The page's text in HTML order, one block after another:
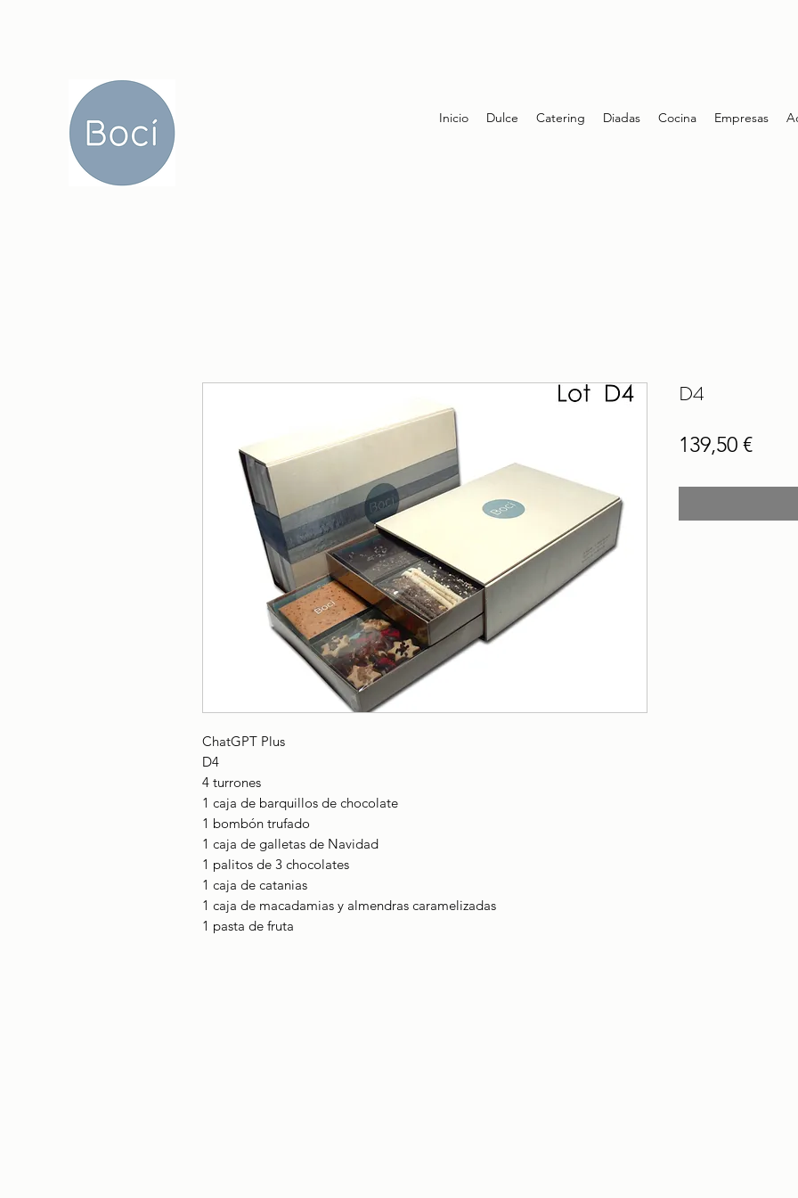
Inicio Dulce Catering Diadas Cocina Empresas
ChatGPT Plus
D4
4 turrones
1 caja de barquillos de chocolate
1 bombón trufado
1 caja de galletas de Navidad
1 palitos de 3 chocolates
1 caja de catanias
1 caja de macadamias y almendras caramelizadas
1 pasta de fruta
D4
139,50 €Precio